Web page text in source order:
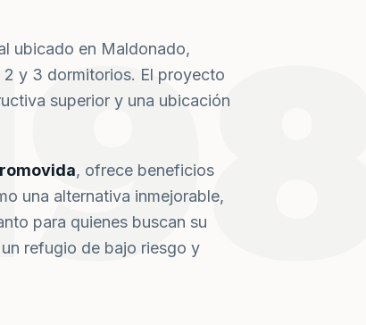
ubicado en Maldonado,
2 y 3 dormitorios. El proyecto
superior y una ubicación
, ofrece beneficios
una alternativa inmejorable,
para quienes buscan su
refugio de bajo riesgo y